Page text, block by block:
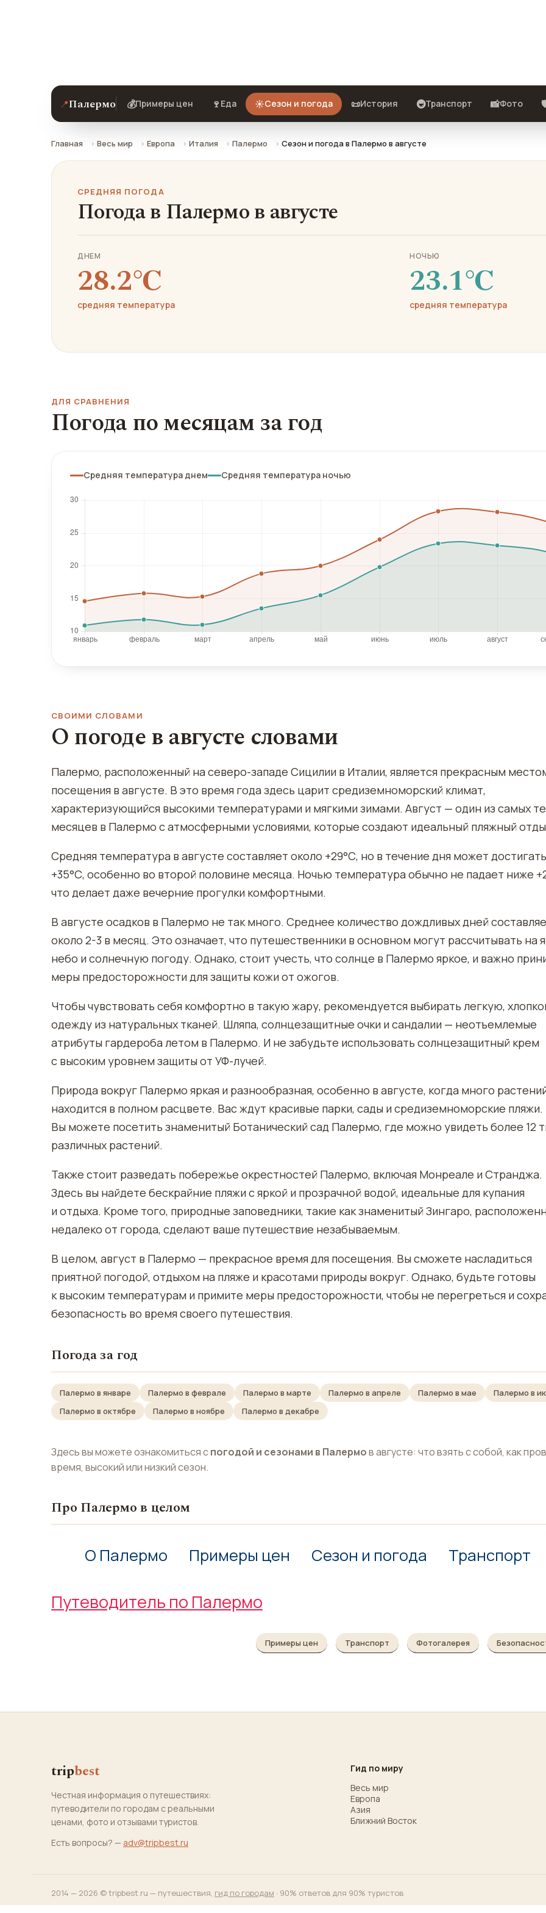
📍Палермо 💰Примеры цен 🍷 Еда ☀️Сезон и погода 📜История 🚇Транспорт 📸Фото
Главная Весь мир Европа Италия Палермо Сезон и погода в Палермо в августе
СРЕДНЯЯ ПОГОДА
Погода в Палермо в августе
ДНЕМ
28.2℃
средняя температура
НОЧЬЮ
23.1℃
средняя температура
ДЛЯ СРАВНЕНИЯ
Погода по месяцам за год
Средняя температура днем Средняя температура ночью
СВОИМИ СЛОВАМИ
О погоде в августе словами
Палермо, расположенный на северо-западе Сицилии в Италии, является прекрасным
посещения в августе. В это время года здесь царит средиземноморский климат,
характеризующийся высокими температурами и мягкими зимами. Август — один из самых
месяцев в Палермо с атмосферными условиями, которые создают идеальный пляжный
Средняя температура в августе составляет около +29°С, но в течение дня может достигать
+35°С, особенно во второй половине месяца. Ночью температура обычно не падает ниже
что делает даже вечерние прогулки комфортными.
В августе осадков в Палермо не так много. Среднее количество дождливых дней
около 2-3 в месяц. Это означает, что путешественники в основном могут рассчитывать на
небо и солнечную погоду. Однако, стоит учесть, что солнце в Палермо яркое, и важно
меры предосторожности для защиты кожи от ожогов.
Чтобы чувствовать себя комфортно в такую жару, рекомендуется выбирать легкую,
одежду из натуральных тканей. Шляпа, солнцезащитные очки и сандалии — неотъемлемые
атрибуты гардероба летом в Палермо. И не забудьте использовать солнцезащитный крем
с высоким уровнем защиты от УФ-лучей.
Природа вокруг Палермо яркая и разнообразная, особенно в августе, когда много
находится в полном расцвете. Вас ждут красивые парки, сады и средиземноморские пляжи.
Вы можете посетить знаменитый Ботанический сад Палермо, где можно увидеть более 12
различных растений.
Также стоит разведать побережье окрестностей Палермо, включая Монреале и Странджа.
Здесь вы найдете бескрайние пляжи с яркой и прозрачной водой, идеальные для купания
и отдыха. Кроме того, природные заповедники, такие как знаменитый Зингаро,
недалеко от города, сделают ваше путешествие незабываемым.
В целом, август в Палермо — прекрасное время для посещения. Вы сможете насладиться
приятной погодой, отдыхом на пляже и красотами природы вокруг. Однако, будьте готовы
к высоким температурам и примите меры предосторожности, чтобы не перегреться и
безопасность во время своего путешествия.
Погода за год
Палермо в январе Палермо в феврале Палермо в марте Палермо в апреле Палермо в мае Палермо в
Палермо в октябре
Палермо в ноябре Палермо в декабре
Здесь вы можете ознакомиться спогодой и сезонами в Палермов августе: что взять с собой, как
время, высокий или низкий сезон.
Про Палермо в целом
О Палермо Примеры цен Сезон и погода Транспорт
Путеводитель по Палермо
Примеры цен Транспорт Фотогалерея
tripbest
Честная информация о путешествиях:
путеводители по городам с реальными
ценами, фото и отзывами туристов.
Есть вопросы? — adv@tripbest.ru
Гид по миру
Весь мир
Европа
Азия
Ближний Восток
2014 — 2026 © tripbest.ru — путешествия, гид по городам · 90% ответов для 90% туристов